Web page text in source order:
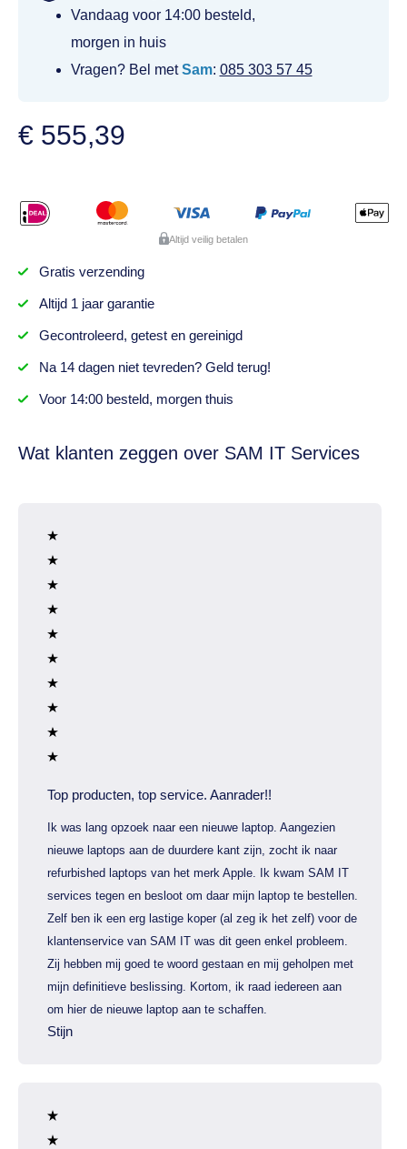
Vandaag voor 14:00 besteld,
morgen in huis
Vragen? Bel metSam: 085 303 57 45
€ 555,39
Altijd veilig betalen
Gratis verzending
Altijd 1 jaargarantie
Gecontroleerd, getesten gereinigd
Na 14 dagenniet tevreden? Geld terug!
Voor 14:00 besteld, morgen thuis
Wat klanten zeggen over SAM IT Services
Top producten, top service. Aanrader!!
Ik was lang opzoek naar een nieuwe laptop. Aangezien
nieuwe laptops aan de duurdere kant zijn, zocht ik naar
refurbished laptops van het merk Apple. Ik kwam SAM IT
services tegen en besloot om daar mijn laptop te bestellen.
Zelf ben ik een erg lastige koper (al zeg ik het zelf) voor de
klantenservice van SAM IT was dit geen enkel probleem.
Zij hebben mij goed te woord gestaan en mij geholpen met
mijn definitieve beslissing. Kortom, ik raad iedereen aan
om hier de nieuwe laptop aan te schaffen.
Stijn